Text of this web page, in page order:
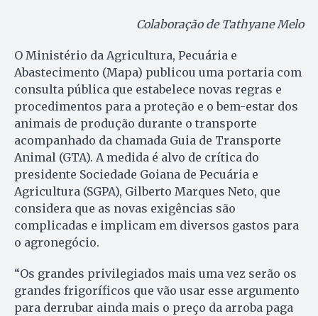
Colaboração de Tathyane Melo
O Ministério da Agricultura, Pecuária e
Abastecimento (Mapa) publicou uma portaria com
consulta pública que estabelece novas regras e
procedimentos para a proteção e o bem-estar dos
animais de produção durante o transporte
acompanhado da chamada Guia de Transporte
Animal (GTA). A medida é alvo de crítica do
presidente Sociedade Goiana de Pecuária e
Agricultura (SGPA), Gilberto Marques Neto, que
considera que as novas exigências são
complicadas e implicam em diversos gastos para
o agronegócio.
“Os grandes privilegiados mais uma vez serão os
grandes frigoríficos que vão usar esse argumento
para derrubar ainda mais o preço da arroba paga